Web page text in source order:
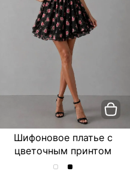
Шифоновое платье с
цветочным принтом
Шифоновое
Шифоновое